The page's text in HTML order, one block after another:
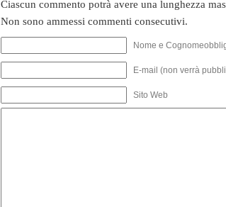
Ciascun commento potrà avere una lunghezza
Non sono ammessi commenti consecutivi.
Nome e
E-mail (non verrà
Sito Web